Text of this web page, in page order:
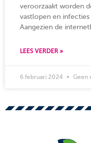
veroorzaakt worden
vastlopen en
Aangezien de
LEES VERDER »
6 februari 2024 Geen